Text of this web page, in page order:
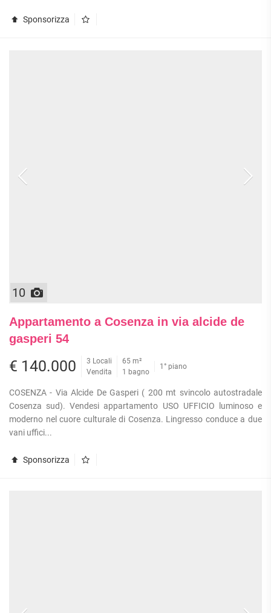
Sponsorizza
10
Appartamento a Cosenza in via alcide de
gasperi 54
€ 140.000
3 Locali
Vendita
65 m²
1 bagno
1° piano
COSENZA - Via Alcide De Gasperi ( 200 mt svincolo autostradale
Cosenza sud). Vendesi appartamento USO UFFICIO luminoso e
moderno nel cuore culturale di Cosenza. Lingresso conduce a due
vani uffici...
Sponsorizza